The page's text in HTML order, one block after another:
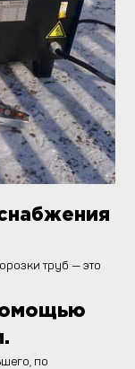
труб — это
по